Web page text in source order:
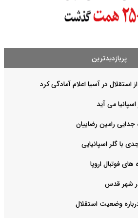
پربازدیدترین
استقلال در آسیا اعلام آمادگی کرد
می آید
جدایی رامین رضاییان
با گلر اسپانیایی
فوتبال اروپا
شهر قدس
وضعیت استقلال